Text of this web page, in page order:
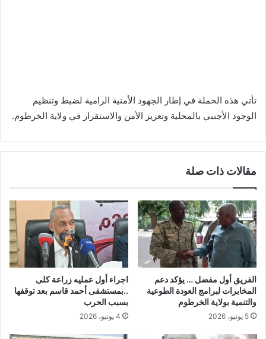
تأتي هذه الحملة في إطار الجهود الأمنية الرامية لضبط وتنظيم
الوجود الأجنبي بالمحلية وتعزيز الأمن والاستقرار في ولاية الخرطوم.
مقالات ذات صلة
الفريق أول مفضل … يؤكد دعم
المخابرات لبرامج العودة الطوعية
والتنمية بولاية الخرطوم
5 يونيو، 2026
اجراء أول عمليه زراعة كلى
..بمستشفى أحمد قاسم بعد توقفها
بسبب الحرب
4 يونيو، 2026